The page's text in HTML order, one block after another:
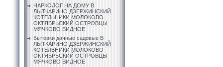
НАРКОЛОГ НА ДОМУ В
ЛЫТКАРИНО ДЗЕРЖИНСКИЙ
КОТЕЛЬНИКИ МОЛОКОВО
ОКТЯБРЬСКИЙ ОСТРОВЦЫ
МЯЧКОВО ВИДНОЕ
Бытовки дачные садовые В
ЛЫТКАРИНО ДЗЕРЖИНСКИЙ
КОТЕЛЬНИКИ МОЛОКОВО
ОКТЯБРЬСКИЙ ОСТРОВЦЫ
МЯЧКОВО ВИДНОЕ